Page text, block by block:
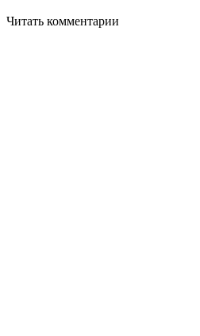
Читать комментарии